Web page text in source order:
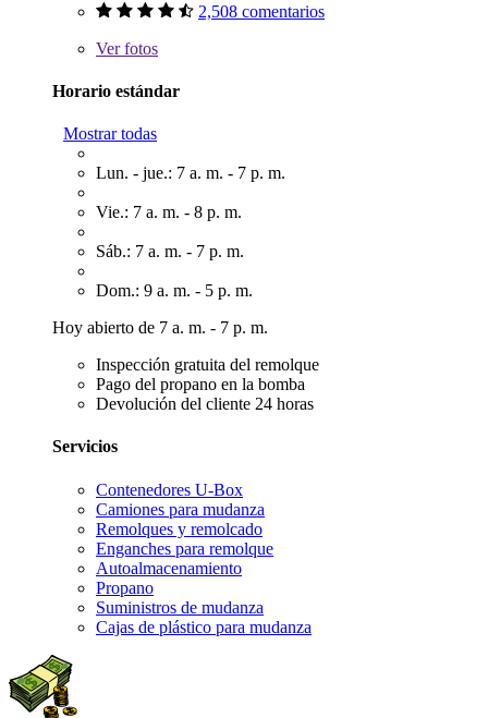
2,508 comentarios
Verfotos
Horario estándar
Mostrar todas
Lun. - jue.: 7 a. m. - 7 p. m.
Vie.: 7 a. m. - 8 p. m.
Sáb.: 7 a. m. - 7 p. m.
Dom.: 9 a. m. - 5 p. m.
Hoy abierto de 7 a. m. - 7 p. m.
Inspección gratuita del remolque
Pago del propano en la bomba
Devolución del cliente 24 horas
Servicios
Contenedores U-Box
Camiones para mudanza
Remolques y remolcado
Enganches para remolque
Autoalmacenamiento
Propano
Suministros de mudanza
Cajas de plástico para mudanza